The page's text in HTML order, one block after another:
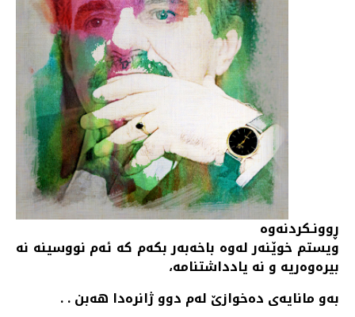
ڕوونـكردنه‌وه‌
ویستم خوێنه‌ر له‌وه‌ باخه‌به‌ر بكه‌م كه‌ ئه‌م نووسینه‌ نه‌
بیره‌وه‌ریه‌ و نه‌ یادداشتنامه‌،
به‌و مانایه‌ی‌ ده‌خوازێ له‌م دوو ژانره‌دا هه‌بن . .